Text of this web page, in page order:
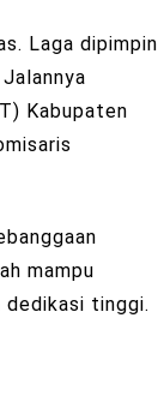
Laga dipimpin
Kabupaten
mampu
tinggi.